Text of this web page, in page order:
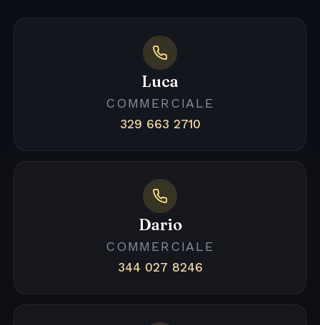
Luca
COMMERCIALE
329 663 2710
Dario
COMMERCIALE
344 027 8246